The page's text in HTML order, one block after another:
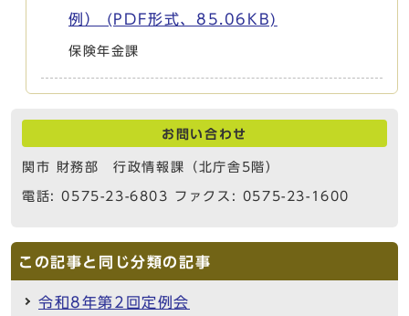
例） (PDF形式、85.06KB)
保険年金課
お問い合わせ
関市 財務部 行政情報課（北庁舎5階）
電話: 0575-23-6803 ファクス: 0575-23-1600
この記事と同じ分類の記事
令和8年第2回定例会